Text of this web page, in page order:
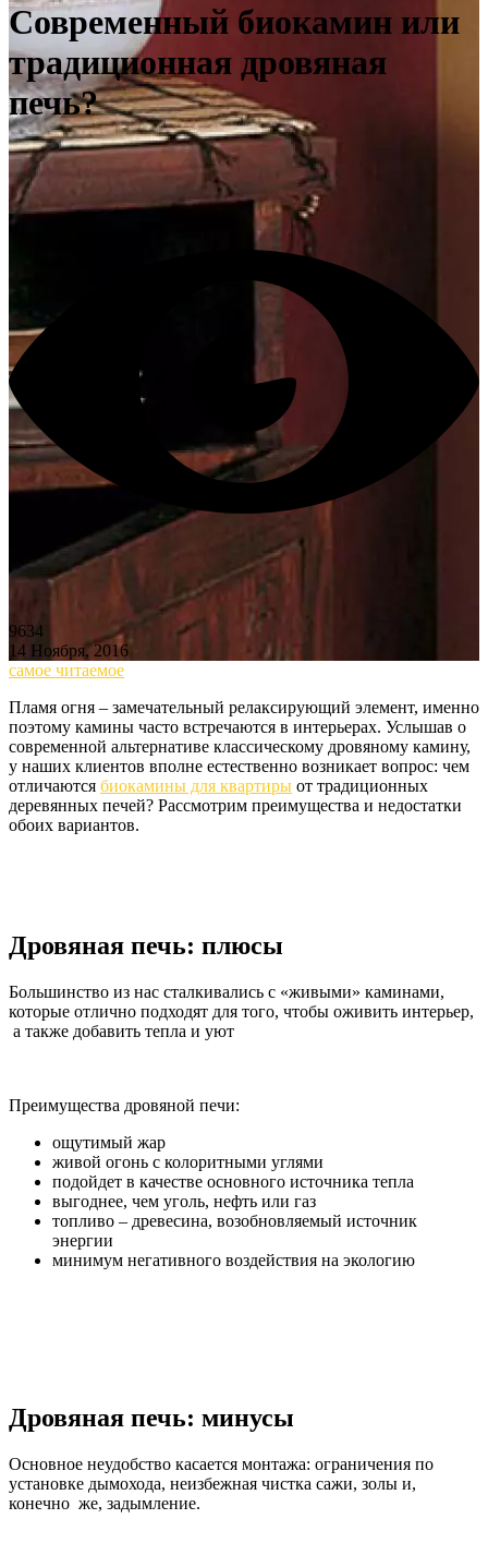
Современный биокамин или
традиционная дровяная
печь?
9634
14 Ноября, 2016
самое читаемое
Пламя огня – замечательный релаксирующий элемент, именно
поэтому камины часто встречаются в интерьерах. Услышав о
современной альтернативе классическому дровяному камину,
у наших клиентов вполне естественно возникает вопрос: чем
отличаются биокамины для квартиры от традиционных
деревянных печей? Рассмотрим преимущества и недостатки
обоих вариантов.
Дровяная печь: плюсы
Большинство из нас сталкивались с «живыми» каминами,
которые отлично подходят для того, чтобы оживить интерьер,
а также добавить тепла и уют
Преимущества дровяной печи:
ощутимый жар
живой огонь с колоритными углями
подойдет в качестве основного источника тепла
выгоднее, чем уголь, нефть или газ
топливо – древесина, возобновляемый источник
энергии
минимум негативного воздействия на экологию
Дровяная печь: минусы
Основное неудобство касается монтажа: ограничения по
установке дымохода, неизбежная чистка сажи, золы и,
конечно же, задымление.